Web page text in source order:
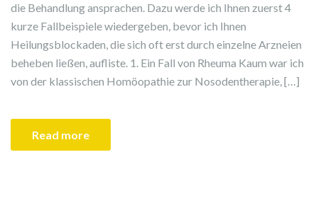
die Behandlung ansprachen. Dazu werde ich Ihnen zuerst 4
kurze Fallbeispiele wiedergeben, bevor ich Ihnen
Heilungsblockaden, die sich oft erst durch einzelne Arzneien
beheben ließen, aufliste. 1. Ein Fall von Rheuma Kaum war ich
von der klassischen Homöopathie zur Nosodentherapie, […]
Read more